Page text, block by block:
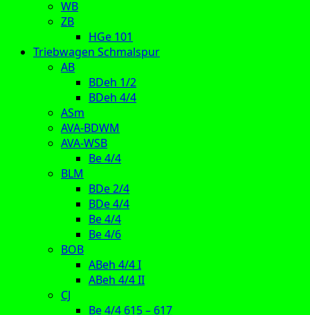
WB
ZB
HGe 101
Triebwagen Schmalspur
AB
BDeh 1/2
BDeh 4/4
ASm
AVA-BDWM
AVA-WSB
Be 4/4
BLM
BDe 2/4
BDe 4/4
Be 4/4
Be 4/6
BOB
ABeh 4/4 I
ABeh 4/4 II
CJ
Be 4/4 615 – 617